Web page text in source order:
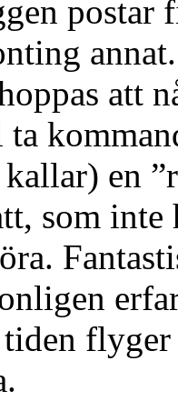
postar
att
ta
en
som